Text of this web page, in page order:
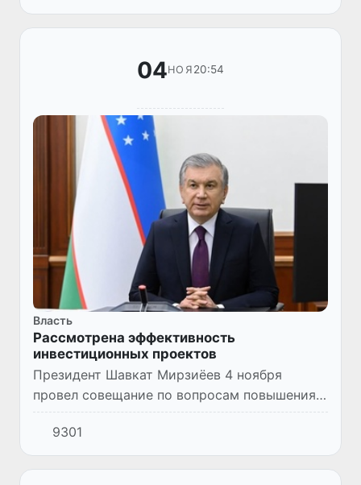
04НОЯ 20:54
Власть
Рассмотрена эффективность
инвестиционных проектов
Президент Шавкат Мирзиёев 4 ноября
провел совещание по вопросам повышения
эффективности инвестиционных проектов.
9301